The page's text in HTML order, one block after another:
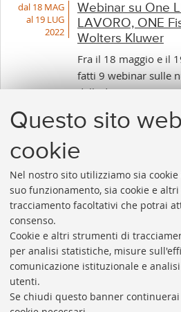
Questo sito
cookie
Nel nostro sito utilizziamo sia
suo funzionamento, sia cookie e
tracciamento facoltativi che potrai
consenso.
Cookie e altri strumenti di
per analisi statistiche, misure
comunicazione istituzionale e
utenti.
Se chiudi questo banner
dal 18 MAG
al 19 LUG
2022
Webinar su One
LAVORO, ONE
Wolters Kluwer
Fra il 18 maggio e il
fatti 9 webinar sulle
dell'editore
«
Precedenti
12
elementi
1 ...
Rubrica di
Rss
Statistiche